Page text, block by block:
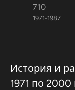
710
1971-1987
История и
1971 по 2000